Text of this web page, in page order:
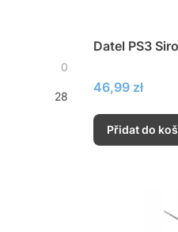
0
28
Datel PS3
Cena
46,99 zł
Přidat do